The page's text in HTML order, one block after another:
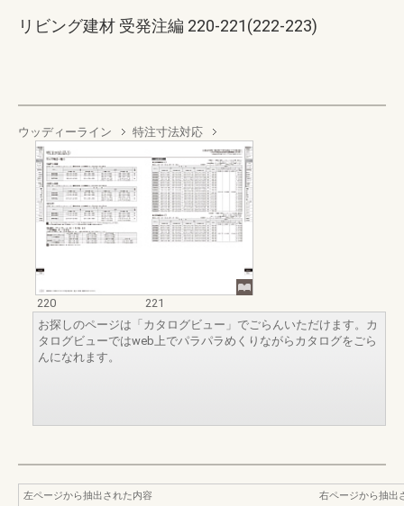
リビング建材 受発注編 220-221(222-223)
ウッディーライン 特注寸法対応
220
221
お探しのページは「カタログビュー」でごらんいただけます。カ
タログビューではweb上でパラパラめくりながらカタログをごら
んになれます。
左ページから抽出された内容
右ページから抽出